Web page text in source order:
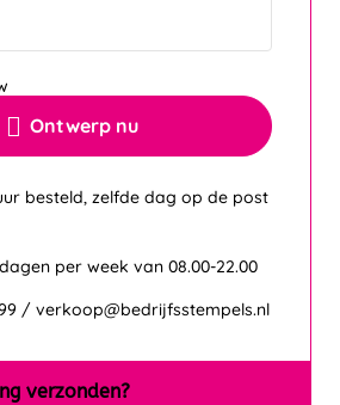
Ontwerp nu
besteld, zelfde dag op de post
per week van 08.00-22.00
/ verkoop@bedrijfsstempels.nl
verzonden?